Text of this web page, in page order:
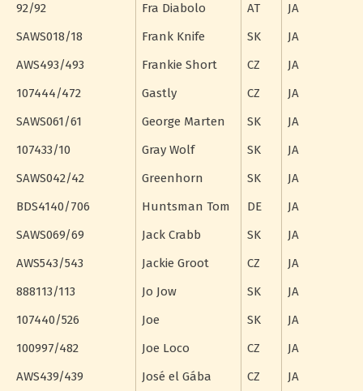
92/92
Fra Diabolo AT
JA
SAWS018/18
Frank Knife SK
JA
AWS493/493
Frankie Short CZ
JA
107444/472
Gastly CZ
JA
SAWS061/61
George Marten SK
JA
107433/10
Gray Wolf SK
JA
SAWS042/42
Greenhorn SK
JA
BDS4140/706
Huntsman Tom DE
JA
SAWS069/69
Jack Crabb SK
JA
AWS543/543
Jackie Groot CZ
JA
888113/113
Jo Jow SK
JA
107440/526
Joe SK
JA
100997/482
Joe Loco CZ
JA
AWS439/439
José el Gába CZ JA